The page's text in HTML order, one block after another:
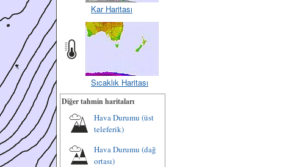
Kar Haritası
Sıcaklık Haritası
Diğer tahmin haritaları
Hava Durumu (üst
teleferik)
Hava Durumu (dağ
ortası)